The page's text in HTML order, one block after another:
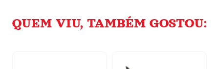
QUEM VIU, TAMBÉM GOSTOU: